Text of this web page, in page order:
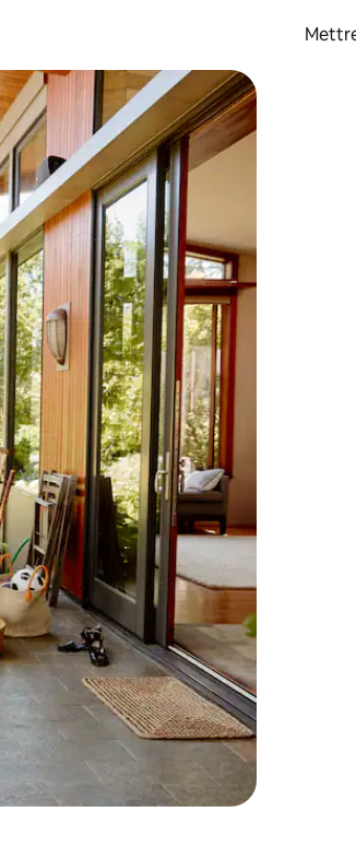
en appuyant et en faisant glisser.